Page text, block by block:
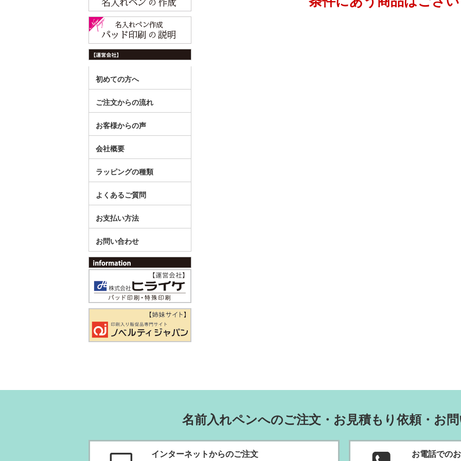
初めての方へ
ご注文からの流れ
お客様からの声
会社概要
ラッピングの種類
よくあるご質問
お支払い方法
お問い合わせ
名前入れペンへのご注文・お見積もり依頼・お
インターネットからのご注文 お電話での